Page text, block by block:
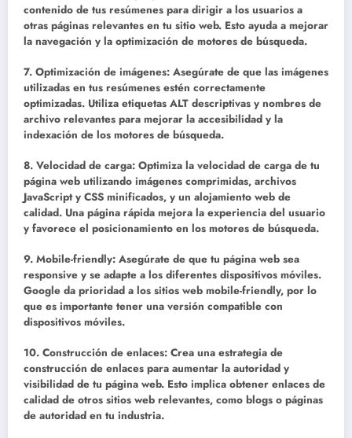
contenido de tus resúmenes para dirigir a los usuarios a
otras páginas relevantes en tu sitio web. Esto ayuda a mejorar
la navegación y la optimización de motores de búsqueda.
7. Optimización de imágenes: Asegúrate de que las imágenes
utilizadas en tus resúmenes estén correctamente
optimizadas. Utiliza etiquetas ALT descriptivas y nombres de
archivo relevantes para mejorar la accesibilidad y la
indexación de los motores de búsqueda.
8. Velocidad de carga: Optimiza la velocidad de carga de tu
página web utilizando imágenes comprimidas, archivos
JavaScript y CSS minificados, y un alojamiento web de
calidad. Una página rápida mejora la experiencia del usuario
y favorece el posicionamiento en los motores de búsqueda.
9. Mobile-friendly: Asegúrate de que tu página web sea
responsive y se adapte a los diferentes dispositivos móviles.
Google da prioridad a los sitios web mobile-friendly, por lo
que es importante tener una versión compatible con
dispositivos móviles.
10. Construcción de enlaces: Crea una estrategia de
construcción de enlaces para aumentar la autoridad y
visibilidad de tu página web. Esto implica obtener enlaces de
calidad de otros sitios web relevantes, como blogs o páginas
de autoridad en tu industria.